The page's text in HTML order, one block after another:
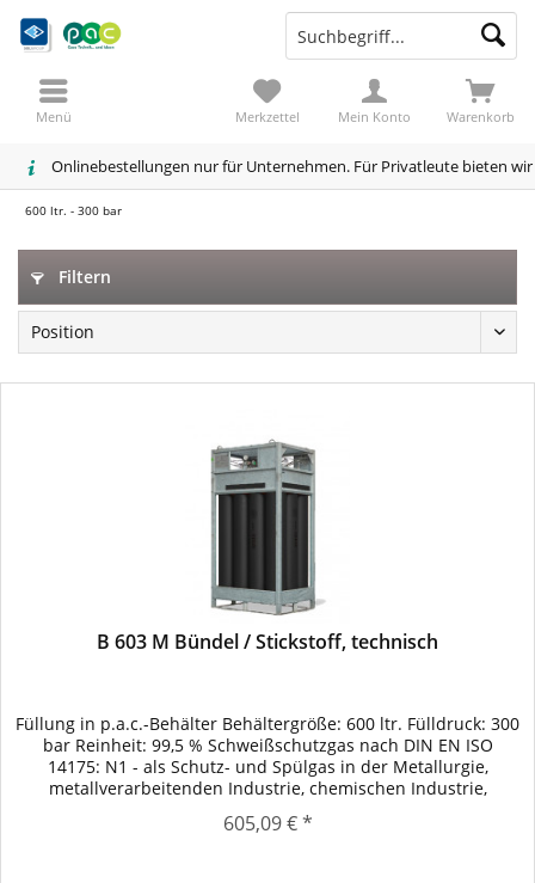
Onlinebestellungen nur für Unternehmen. Für Privatleute bieten
Warenkorb
Merkzettel Mein Konto
Menü
600 ltr. - 300 bar
Filtern
B 603 M Bündel / Stickstoff, technisch
Füllung in p.a.c.-Behälter Behältergröße: 600 ltr. Fülldruck: 300
bar Reinheit: 99,5 % Schweißschutzgas nach DIN EN ISO
14175: N1 - als Schutz- und Spülgas in der Metallurgie,
metallverarbeitenden Industrie, chemischen Industrie,
Elektronikindustrie und Nahrungsmittelindustrie - als
Betriebsgas für CO2-Laser als Betriebsgas für Analysatoren,
605,09 € *